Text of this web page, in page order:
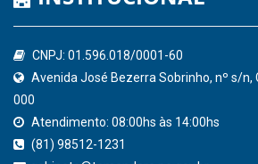
Confederação Nacional de Municípios -
QEdu
Consultar Convênios